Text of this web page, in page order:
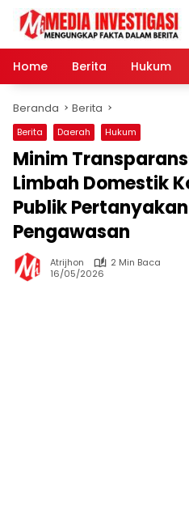
Langsung
konten
Home
Berita Hukum
Beranda Berita
Berita Daerah Hukum
Minim
Limbah Domestik
Publik
Pengawasan
Atrijhon
2 Min Baca
16/05/2026